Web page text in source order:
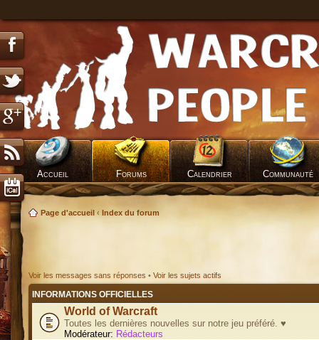
Accueil Forums Calendrier Communauté
Page d'accueil ‹ Index du forum
Voir les messages sans réponses • Voir les sujets actifs
INFORMATIONS OFFICIELLES
World of Warcraft
Toutes les dernières nouvelles sur notre jeu préféré. ♥
Modérateur: Rédacteurs